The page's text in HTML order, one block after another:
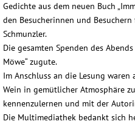
Gedichte aus dem neuen Buch
den Besucherinnen und
Schmunzler.
Die gesamten Spenden des
Möwe“ zugute.
Im Anschluss an die Lesung
Wein in gemütlicher Atmosphäre
kennenzulernen und mit der
Die Multimediathek bedankt sich